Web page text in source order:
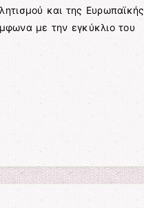
και της Ευρωπαϊκής
με την εγκύκλιο του